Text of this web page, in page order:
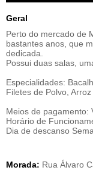
Geral
Perto do mercado de
bastantes anos, que
dedicada.
Possui duas salas,
Especialidades:
Filetes de Polvo,
Meios de pagamento:
Horário de
Dia de descanso
Morada: Rua Álvaro